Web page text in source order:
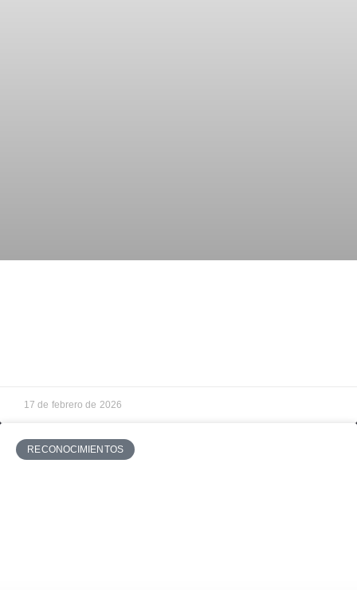
17 de febrero de 2026
RECONOCIMIENTOS